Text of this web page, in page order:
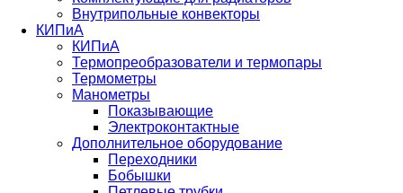
Внутрипольные конвекторы
КИПиА
КИПиА
Термопреобразователи и термопары
Термометры
Манометры
Показывающие
Электроконтактные
Дополнительное оборудование
Переходники
Бобышки